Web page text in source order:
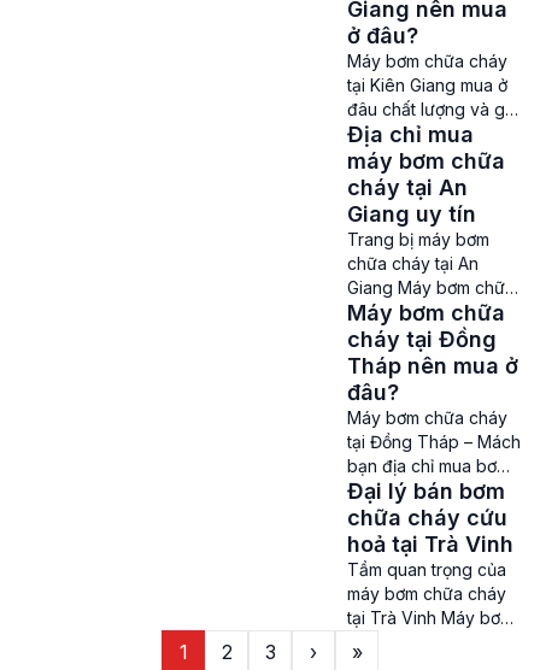
[…]
công trình xây dựng
hay những khu vực
tập trung đông người
như các khu công
nghiệp, nhà máy, nhà
cao tầng, khách sạn,
nhà nghỉ, bệnh […]
Giang nên mua
ở đâu?
Máy bơm chữa cháy
tại Kiên Giang mua ở
đâu chất lượng và giá
rẻ? Máy bơm chữa
cháy tại Kiên Giang –
Nhu cầu mua máy
bơm chữa cháy ở
Kiên Giang là rất lớn
để đảm bảo an toàn
về phòng cháy chữa
cháy, cũng như giảm
thiểu tối đa những
thiệt hại […]
Địa chỉ mua
máy bơm chữa
cháy tại An
Giang uy tín
Trang bị máy bơm
chữa cháy tại An
Giang Máy bơm chữa
cháy tại An Giang –
Việc lắp đặt, trang bị
máy bơm chữa cháy
sẽ giúp nâng cao khả
năng phòng cháy
chữa cháy và cũng
giảm thiểu bớt nguy
cơ thiệt hại do cháy
nổ gây ra. Là một tỉnh
thành có […]
Máy bơm chữa
cháy tại Đồng
Tháp nên mua ở
đâu?
Máy bơm chữa cháy
tại Đồng Tháp – Mách
bạn địa chỉ mua bơm
cứu hoả uy tín Máy
bơm chữa cháy tại
Đồng Tháp – Không
ai có thể dự đoán
trước được khi nào
những rủi ro như hỏa
hoạn, cháy nổ sẽ xảy
ra. Bởi vậy nên việc
Đại lý bán bơm
chữa cháy cứu
hoả tại Trà Vinh
Tầm quan trọng của
máy bơm chữa cháy
tại Trà Vinh Máy bơm
1 2 3 › »